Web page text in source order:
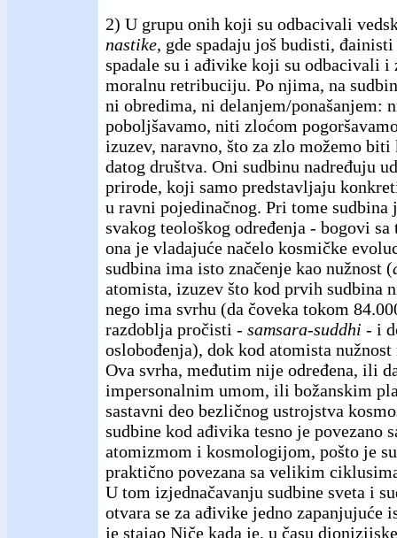
2) U grupu onih koji su odbacivali
nastike, gde spadaju još budisti,
spadale su i ađivike koji su odbacivali i
moralnu retribuciju. Po njima, na
ni obredima, ni delanjem/ponašanjem:
poboljšavamo, niti zloćom
izuzev, naravno, što za zlo možemo
datog društva. Oni sudbinu nadređuju
prirode, koji samo predstavljaju
u ravni pojedinačnog. Pri tome sudbina
svakog teološkog određenja - bogovi
ona je vladajuće načelo kosmičke
sudbina ima isto značenje kao nužnost (
atomista, izuzev što kod prvih sudbina
nego ima svrhu (da čoveka tokom
razdoblja pročisti - samsara-suddhi - i
oslobođenja), dok kod atomista nužnost
Ova svrha, međutim nije određena, ili
impersonalnim umom, ili božanskim
sastavni deo bezličnog ustrojstva
sudbine kod ađivika tesno je povezano
atomizmom i kosmologijom, pošto je
praktično povezana sa velikim
U tom izjednačavanju sudbine sveta i
otvara se za ađivike jedno zapanjujuće
je stajao Niče kada je, u času